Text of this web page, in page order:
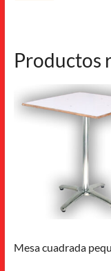
Productos
Mesa cuadrada